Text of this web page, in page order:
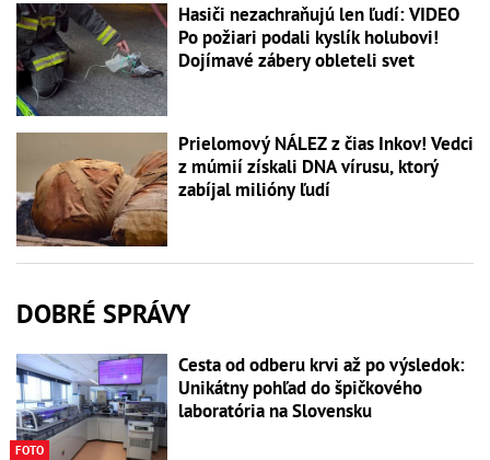
Hasiči nezachraňujú len ľudí: VIDEO
Po požiari podali kyslík holubovi!
Dojímavé zábery obleteli svet
Prielomový NÁLEZ z čias Inkov! Vedci
z múmií získali DNA vírusu, ktorý
zabíjal milióny ľudí
DOBRÉ SPRÁVY
FOTO
Cesta od odberu krvi až po výsledok:
Unikátny pohľad do špičkového
laboratória na Slovensku